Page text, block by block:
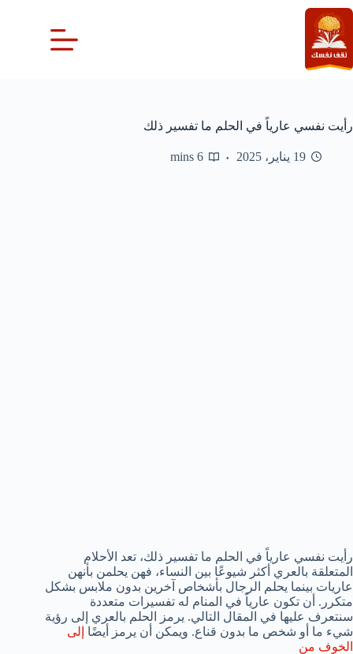
التجاوز
إلى
المحتوى
رأيت نفسي عارياً في الحلم ما تفسير ذلك
19 يناير، 2025 6 mins
رأيت نفسي عارياً في الحلم ما تفسير ذلك، تعد الأحلام
المتعلقة بالعري أكثر شيوعًا بين النساء، فهن يحلمن بأنهن
عاريات بينما يحلم الرجال بأشخاص آخرين بدون ملابس بشكل
متكرر. أن تكون عارياً في المنام له تفسيرات متعددة
سنتعرف عليها في المقال التالي. يرمز الحلم بالعري إلى رؤية
شيء ما أو شخص ما بدون قناع. ويمكن أن يرمز أيضًا إلى
الخوف من